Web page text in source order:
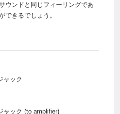
ウンドと同じフィーリングであ
できるでしょう。
ャック
ャック (to amplifier)